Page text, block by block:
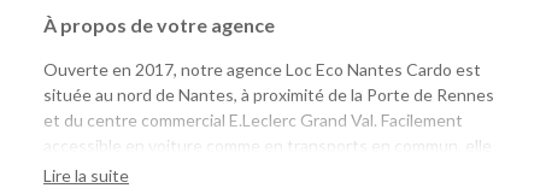
À propos de votre agence
Ouverte en 2017, notre agence Loc Eco Nantes Cardo est
située au nord de Nantes, à proximité de la Porte de Rennes
et du centre commercial E.Leclerc Grand Val. Facilement
accessible en voiture comme en transports en commun, elle
permet aux particuliers et aux professionnels de louer
Lire la suite